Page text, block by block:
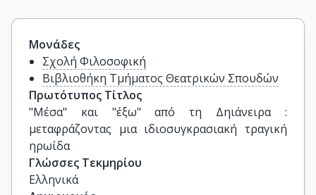
Μονάδες
Σχολή Φιλοσοφική
Βιβλιοθήκη Τμήματος Θεατρικών Σπουδών
Πρωτότυπος Τίτλος
"Μέσα" και "έξω" από τη Δηιάνειρα :
μεταφράζοντας μια ιδιοσυγκρασιακή τραγική
ηρωίδα
Γλώσσες Τεκμηρίου
Ελληνικά